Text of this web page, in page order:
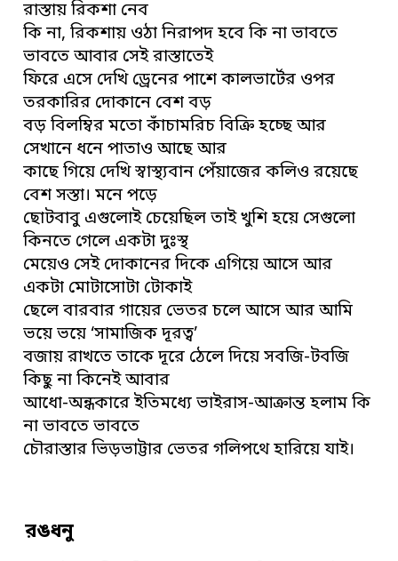
রাস্তায় রিকশা নেব
কি না, রিকশায় ওঠা নিরাপদ হবে কি না ভাবতে
ভাবতে আবার সেই রাস্তাতেই
ফিরে এসে দেখি ড্রেনের পাশে কালভার্টের ওপর
তরকারির দোকানে বেশ বড়
বড় বিলম্বির মতো কাঁচামরিচ বিক্রি হচ্ছে আর
সেখানে ধনে পাতাও আছে আর
কাছে গিয়ে দেখি স্বাস্থ্যবান পেঁয়াজের কলিও রয়েছে
বেশ সস্তা। মনে পড়ে
ছোটবাবু এগুলোই চেয়েছিল তাই খুশি হয়ে সেগুলো
কিনতে গেলে একটা দুঃস্থ
মেয়েও সেই দোকানের দিকে এগিয়ে আসে আর
একটা মোটাসোটা টোকাই
ছেলে বারবার গায়ের ভেতর চলে আসে আর আমি
ভয়ে ভয়ে ‘সামাজিক দূরত্ব’
বজায় রাখতে তাকে দূরে ঠেলে দিয়ে সবজি-টবজি
কিছু না কিনেই আবার
আধো-অন্ধকারে ইতিমধ্যে ভাইরাস-আক্রান্ত হলাম কি
না ভাবতে ভাবতে
চৌরাস্তার ভিড়ভাট্টার ভেতর গলিপথে হারিয়ে যাই।
রঙধনু